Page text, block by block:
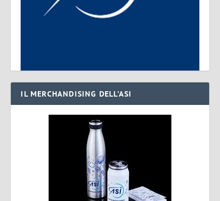
IL MERCHANDISING DELL’ASI